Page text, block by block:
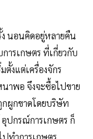
นอนคิดอยู่หลายคืน
ารเกษตร ที่เกี่ยวกับ
ตั้งแต่เครื่องจักร
นาพอ จึงจะซื้อไปขาย
กผูกขาดโดยบริษัท
ปกรณ์การเกษตร ก็